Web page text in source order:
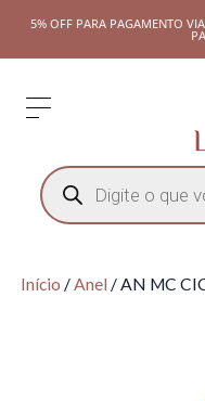
5% OFF PARA PAGAMENTO
Início /Anel / AN MC